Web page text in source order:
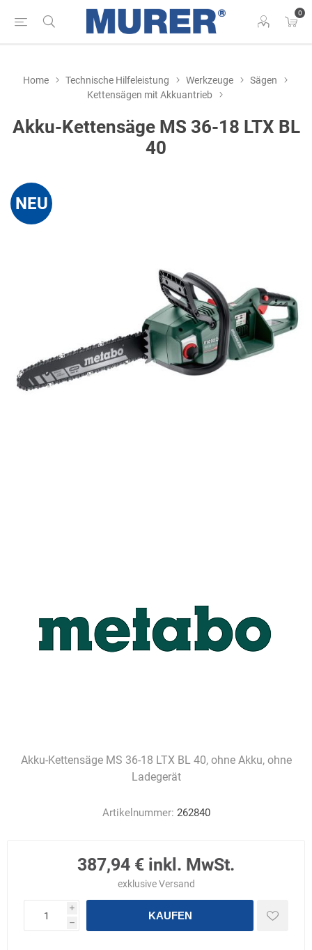
0
Home Technische Hilfeleistung Werkzeuge
Sägen
Kettensägen mit Akkuantrieb
Akku-Kettensäge MS 36-18 LTX BL
40
NEU
Akku-Kettensäge MS 36-18 LTX BL 40, ohne Akku, ohne
Ladegerät
Artikelnummer: 262840
387,94 € inkl. MwSt.
exklusiveVersand
i
h
KAUFEN